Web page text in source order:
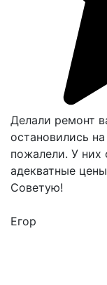
Делали ремонт
остановились
пожалели. У них
адекватные
Советую!
Егор